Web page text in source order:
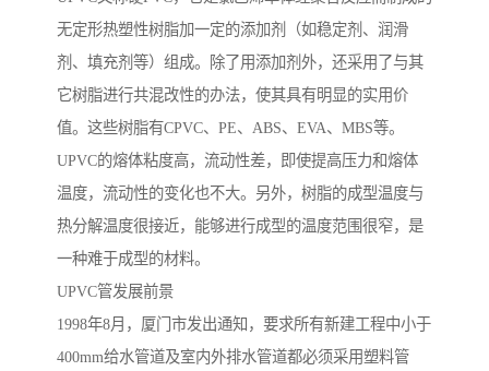
无定形热塑性树脂加一定的添加剂（如稳定剂、润滑
剂、填充剂等）组成。除了用添加剂外，还采用了与其
它树脂进行共混改性的办法，使其具有明显的实用价
值。这些树脂有CPVC、PE、ABS、EVA、MBS等。
UPVC的熔体粘度高，流动性差，即使提高压力和熔体
温度，流动性的变化也不大。另外，树脂的成型温度与
热分解温度很接近，能够进行成型的温度范围很窄，是
一种难于成型的材料。
UPVC管发展前景
1998年8月，厦门市发出通知，要求所有新建工程中小于
400mm给水管道及室内外排水管道都必须采用塑料管